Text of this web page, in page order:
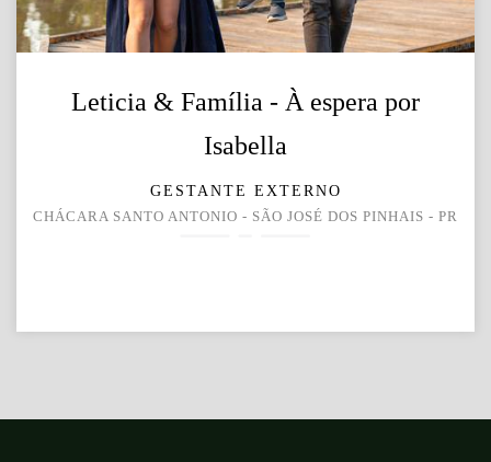
Leticia & Família - À espera por
Isabella
GESTANTE EXTERNO
CHÁCARA SANTO ANTONIO - SÃO JOSÉ DOS PINHAIS - PR